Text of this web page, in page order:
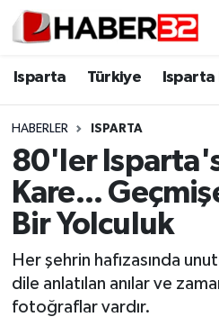
Isparta Türkiye Isparta
HABERLER ISPARTA
80'ler
Kare...
Bir Yolculuk
Her şehrin hafızasında
dile anlatılan anılar ve
fotoğraflar vardır.
Isparta
Esnaf Diyor ki;
ASAYİŞ
BİLİM VE TEKNOLOJİ
EĞİTİM
Isparta Nöbetçi
Isparta Trafik Yoğunluk
Süper Lig Puan Durumu
Tüm Manşetler
Son Dakika Haberleri